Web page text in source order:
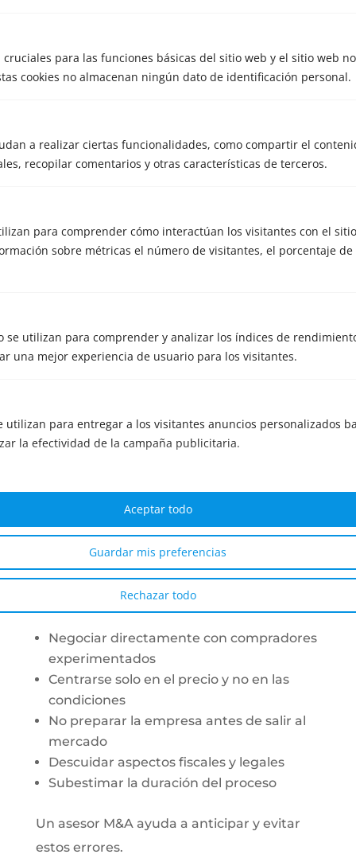
cruciales para las funciones básicas del sitio web y el sitio web
cookies no almacenan ningún dato de identificación personal.
a realizar ciertas funcionalidades, como compartir el
recopilar comentarios y otras características de terceros.
para comprender cómo interactúan los visitantes con el
sobre métricas el número de visitantes, el porcentaje
se utilizan para comprender y analizar los índices de
una mejor experiencia de usuario para los visitantes.
utilizan para entregar a los visitantes anuncios personalizados
la efectividad de la campaña publicitaria.
Rechazar todo
Guardar mis preferencias
Aceptar todo
1. Especialización en pymes
similar a la tuya.
de compradores y la defensa del valor.
expectativas desde el inicio.
inicio y un variable ligado al éxito.
Pide ejemplos reales de transacciones
completadas.
Errores frecuentes de los
propietarios de pymes en
procesos M&A
Negociar directamente con compradores
experimentados
Centrarse solo en el precio y no en las
condiciones
No preparar la empresa antes de salir al
mercado
Descuidar aspectos fiscales y legales
Subestimar la duración del proceso
Un asesor M&A ayuda a anticipar y evitar
estos errores.